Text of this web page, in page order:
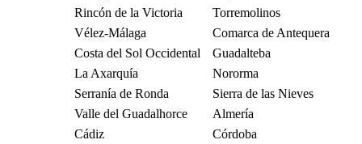
Rincón de la Victoria
Torremolinos
Vélez-Málaga
Comarca de Antequera
Costa del Sol Occidental
Guadalteba
La Axarquía
Nororma
Serranía de Ronda
Sierra de las Nieves
Valle del Guadalhorce
Almería
Cádiz
Córdoba